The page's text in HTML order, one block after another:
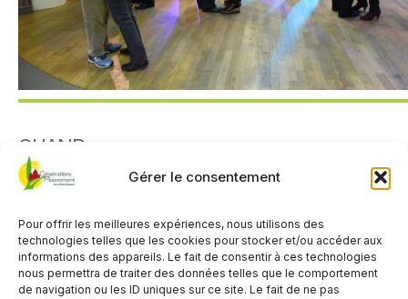
Gérer le consentement
Pour offrir les meilleures expériences, nous utilisons des
technologies telles que les cookies pour stocker et/ou accéder aux
informations des appareils. Le fait de consentir à ces technologies
nous permettra de traiter des données telles que le comportement
de navigation ou les ID uniques sur ce site. Le fait de ne pas
QUAND
19 janvier 2026
18h00
AJOUTER AU CALENDRIER